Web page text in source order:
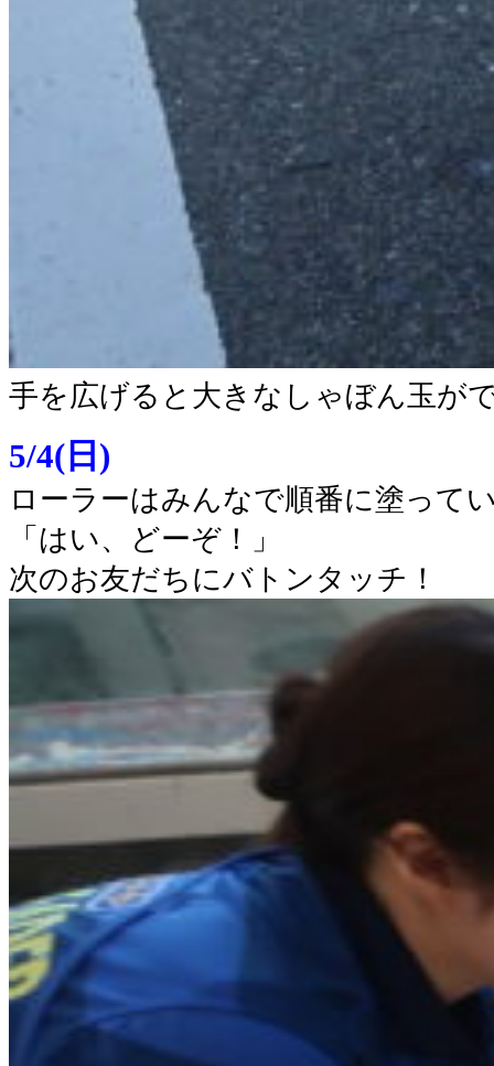
手を広げると大きなしゃぼん玉が
5/4(日)
ローラーはみんなで順番に塗って
「はい、どーぞ！」
次のお友だちにバトンタッチ！